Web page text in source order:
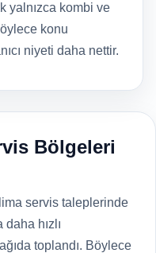
yalnızca kombi ve
konu
niyeti daha nettir.
Bölgeleri
servis taleplerinde
daha hızlı
toplandı. Böylece